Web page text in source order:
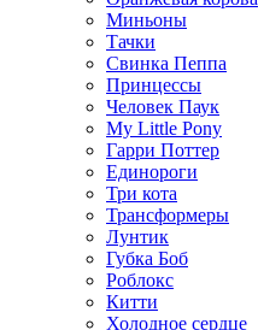
Миньоны
Тачки
Свинка Пеппа
Принцессы
Человек Паук
My Little Pony
Гарри Поттер
Единороги
Три кота
Трансформеры
Лунтик
Губка Боб
Роблокс
Китти
Холодное сердце